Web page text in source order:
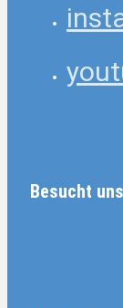
Besucht uns